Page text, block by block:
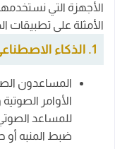
الأجهزة التي
الأمثلة على تطبيقات
1. الذكاء الاصطناعي الضيق في التكنولوجيا:
المساعدون
الأوامر
ضبط المنبه